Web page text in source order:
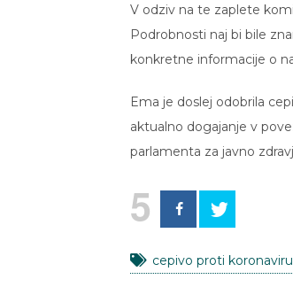
V odziv na te zaplete
Podrobnosti naj bi bile
konkretne informacije o
Ema je doslej odobrila
aktualno dogajanje v
parlamenta za javno
5
cepivo proti